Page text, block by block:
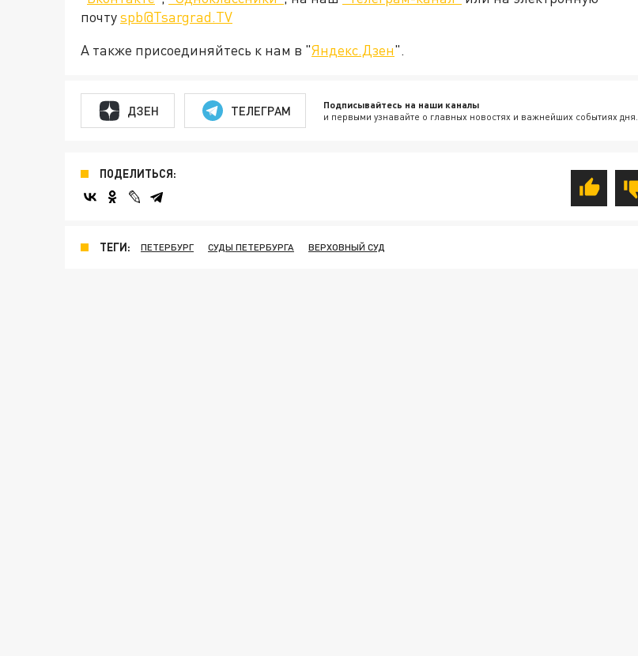
почтуspb@Tsargrad.TV
А также присоединяйтесь к нам в "Яндекс.Дзен".
ДЗЕН ТЕЛЕГРАМ Подписывайтесь на наши каналы
и первыми узнавайте о главных новостях и важнейших событиях дня.
ПОДЕЛИТЬСЯ:
ТЕГИ: ПЕТЕРБУРГ СУДЫ ПЕТЕРБУРГА ВЕРХОВНЫЙ СУД